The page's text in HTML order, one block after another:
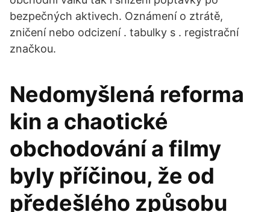
bezpečných aktivech. Oznámení o ztrátě,
zničení nebo odcizení . tabulky s . registrační
značkou.
Nedomyšlená reforma
kin a chaotické
obchodování a filmy
byly příčinou, že od
předešlého způsobu